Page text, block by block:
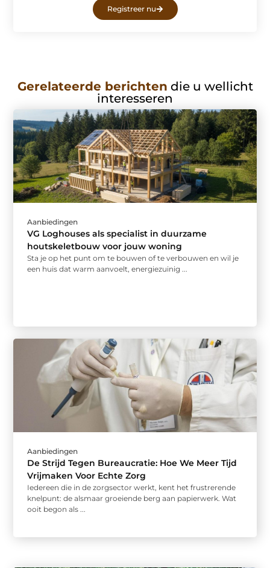
Registreer nu
Gerelateerde berichten die u wellicht
interesseren
Aanbiedingen
VG Loghouses als specialist in duurzame
houtskeletbouw voor jouw woning
Sta je op het punt om te bouwen of te verbouwen en wil je
een huis dat warm aanvoelt, energiezuinig ...
Aanbiedingen
De Strijd Tegen Bureaucratie: Hoe We Meer Tijd
Vrijmaken Voor Echte Zorg
Iedereen die in de zorgsector werkt, kent het frustrerende
knelpunt: de alsmaar groeiende berg aan papierwerk. Wat
ooit begon als ...